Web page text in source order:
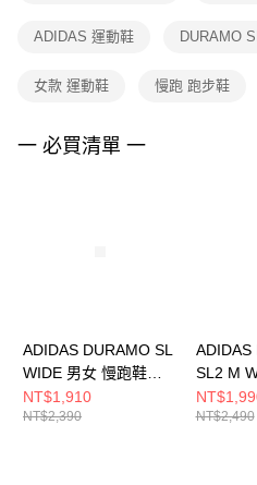
權轉讓予恩沛科技股份有限公司。
３．未成年的使用者請事先徵得法定代
４．使用「AFTEE先享後付」時，將依
ADIDAS 運動鞋 DURAMO
女款 運動鞋 慢跑 跑步鞋
一 必買清單 一
ADIDAS DURAMO SL
WIDE 男女 慢跑鞋
IG0309
NT$1,910
NT$2,390
ADIDAS
SL2 M
跑鞋
NT$2,490